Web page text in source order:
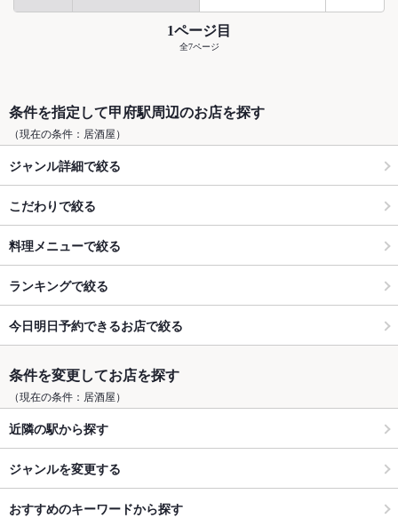
1ページ目
全7ページ
条件を指定して甲府駅周辺のお店を探す
（現在の条件：居酒屋）
ジャンル詳細で絞る
こだわりで絞る
料理メニューで絞る
ランキングで絞る
今日明日予約できるお店で絞る
条件を変更してお店を探す
（現在の条件：居酒屋）
近隣の駅から探す
ジャンルを変更する
おすすめのキーワードから探す